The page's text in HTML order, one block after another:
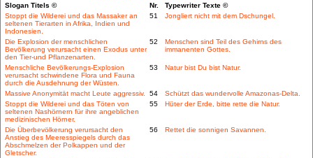
Slogan Titels ©
Nr.
Typewriter Texte ©
Stoppt die Wilderei und das Massaker an
seltenen Tierarten in Afrika, Indien und
Indonesien.
51 Jongliert nicht mit dem Dschungel.
Die Explosion der menschlichen
Bevölkerung verursacht einen Exodus unter
den Tier-und Pflanzenarten.
52
Menschen sind Teil des Gehirns des
immanenten Gottes.
Menschliche Bevölkerungs-Explosion
verursacht schwindene Flora und Fauna
durch die Ausdehnung der Wüsten.
53 Natur bist Du bist Natur.
Massive Anonymität macht Leute aggressiv. 54
Schützt das wundervolle Amazonas-Delta.
Stoppt die Wilderei und das Töten von
seltenen Nashörnern für ihre angeblichen
medizinischen Hörner.
55 Hüter der Erde, bitte rette die Natur.
Die Überbevölkerung verursacht den
Anstieg des Meeresspiegels durch das
Abschmelzen der Polkappen und der
Gletscher.
56 Rettet die sonnigen Savannen.